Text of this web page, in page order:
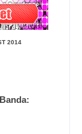
2014